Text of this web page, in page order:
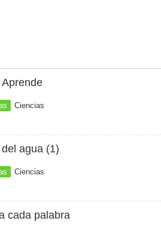
Ciencias
agua (1)
Ciencias
cada palabra